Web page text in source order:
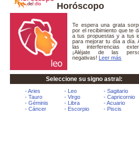
Horóscopo